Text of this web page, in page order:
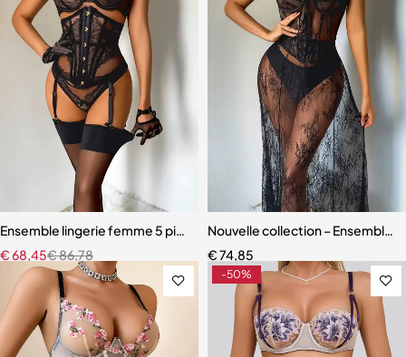
Ensemble lingerie femme 5 pièces – Dentelle brodée avec cache-
€86,78
€68,45
Nouvelle collection – Ensemble
€74,85
-50%